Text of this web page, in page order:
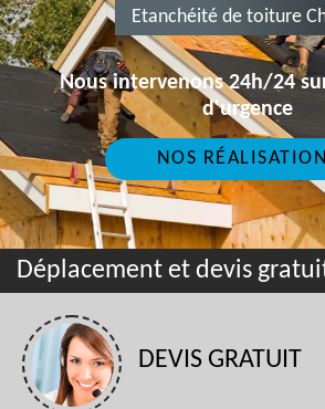
Etanchéité de toiture
Nous intervenons 24h/24
d'urgence
NOS
Déplacement et devis
DEVIS GRATUIT